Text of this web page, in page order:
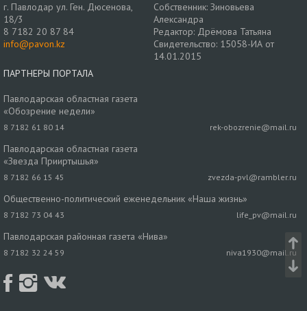
г. Павлодар ул. Ген. Дюсенова,
18/3
8 7182 20 87 84
info@pavon.kz
Собственник: Зиновьева
Александра
Редактор: Дрёмова Татьяна
Свидетельство: 15058-ИА от
14.01.2015
ПАРТНЕРЫ ПОРТАЛА
Павлодарская областная газета
«Обозрение недели»
8 7182 61 80 14 rek-obozrenie@mail.ru
Павлодарская областная газета
«Звезда Прииртышья»
8 7182 66 15 45 zvezda-pvl@rambler.ru
Общественно-политический еженедельник «Наша жизнь»
8 7182 73 04 43 life_pv@mail.ru
Павлодарская районная газета «Нива»
8 7182 32 24 59 niva1930@mail.ru